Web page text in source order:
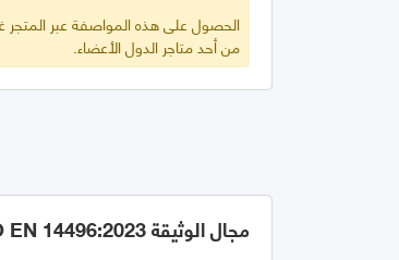
الحصول على هذه المواصفة عبر المتجر
من أحد متاجر الدول الأعضاء.
مجال الوثيقة GSO EN 14496:2023